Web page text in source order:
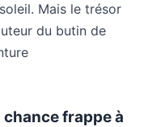
Mais le trésor
du butin de
frappe à